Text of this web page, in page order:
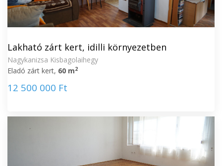
Lakható zárt kert, idilli környezetben
Nagykanizsa Kisbagolaihegy
Eladó zárt kert, 60 m2
12 500 000 Ft